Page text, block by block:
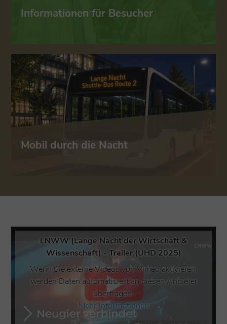
Informationen für Besucher
Mobil durch die Nacht
LNWW (Lange Nacht der Wirtschaft &
Wissenschaft) - Trailer (UHD 2025)
Wenn Sie externe Videos von Vimeo aktivieren,
werden Daten automatisiert an diesen Anbieter
übertragen.
Mehr Informationen